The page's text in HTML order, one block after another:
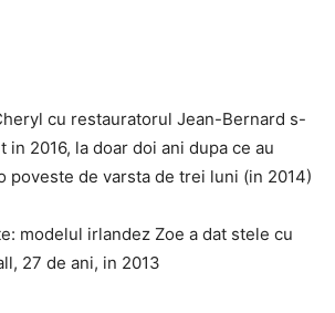
cu restauratorul Jean-Bernard s-
2016, la doar doi ani dupa ce au
poveste de varsta de trei luni (in 2014)
modelul irlandez Zoe a dat stele cu
27 de ani, in 2013